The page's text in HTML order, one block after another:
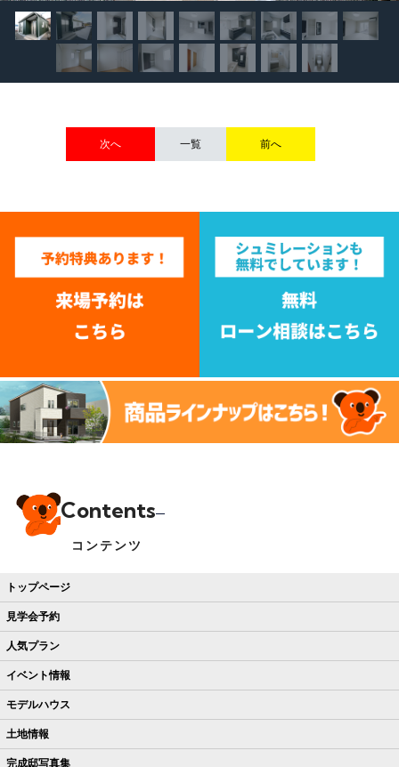
次へ 一覧 前へ
Contents
コンテンツ
トップページ
見学会予約
人気プラン
イベント情報
モデルハウス
土地情報
完成邸写真集